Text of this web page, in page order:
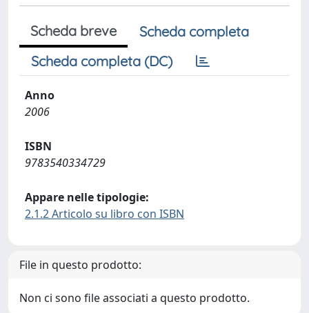
Scheda breve
Scheda completa
Scheda completa (DC)
Anno
2006
ISBN
9783540334729
Appare nelle tipologie:
2.1.2 Articolo su libro con ISBN
File in questo prodotto:
Non ci sono file associati a questo prodotto.